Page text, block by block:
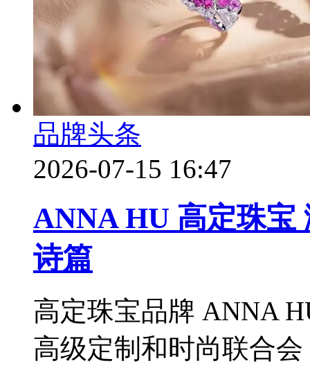
品牌头条
2026-07-15 16:47
ANNA HU 高定珠宝
诗篇
高定珠宝品牌 ANNA
高级定制和时尚联合会